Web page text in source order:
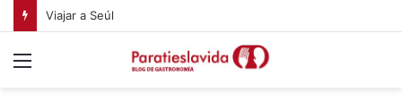
Viajar a Seúl